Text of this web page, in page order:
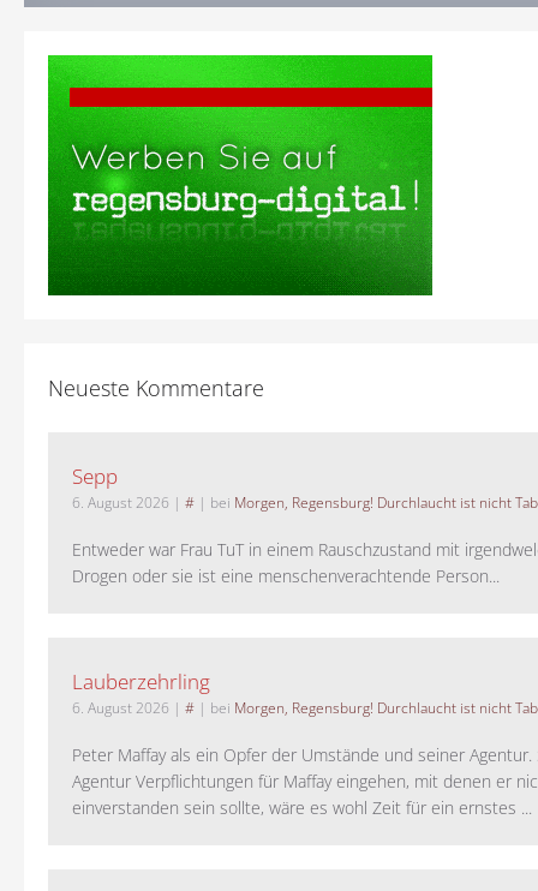
Neueste Kommentare
Sepp
6. August 2026 | # | bei Morgen, Regensburg! Durchlaucht ist nicht
Entweder war Frau TuT in einem Rauschzustand mit
Drogen oder sie ist eine menschenverachtende Person...
Lauberzehrling
6. August 2026 | # | bei Morgen, Regensburg! Durchlaucht ist nicht
Peter Maffay als ein Opfer der Umstände und seiner Agentur.
Agentur Verpflichtungen für Maffay eingehen, mit denen er
einverstanden sein sollte, wäre es wohl Zeit für ein ernstes ...